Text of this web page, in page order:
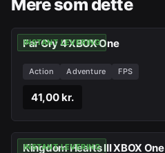
Mere som dette
INSTANT LEVERING
Far Cry 4 XBOX One
Action Adventure FPS
41,00 kr.
INSTANT LEVERING
Kingdom Hearts III XBOX One